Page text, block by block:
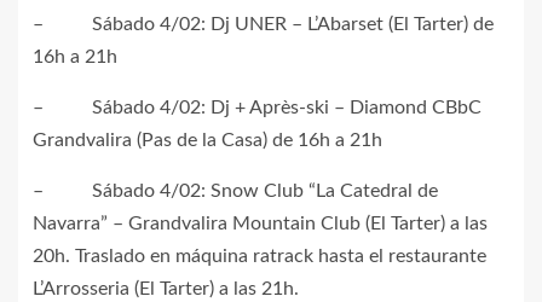
– Sábado 4/02: Dj UNER – L’Abarset (El Tarter) de
16h a 21h
– Sábado 4/02: Dj + Après-ski – Diamond CBbC
Grandvalira (Pas de la Casa) de 16h a 21h
– Sábado 4/02: Snow Club “La Catedral de
Navarra” – Grandvalira Mountain Club (El Tarter) a las
20h. Traslado en máquina ratrack hasta el restaurante
L’Arrosseria (El Tarter) a las 21h.